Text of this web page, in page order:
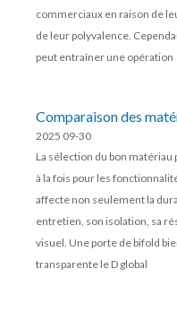
commerciaux en raison de
de leur polyvalence.
peut entraîner une opération
Comparaison des
bifold
La sélection du bon
à la fois pour les
affecte non seulement la
entretien, son isolation, sa
visuel. Une porte de bifold
transparente le D global
2025 09-30